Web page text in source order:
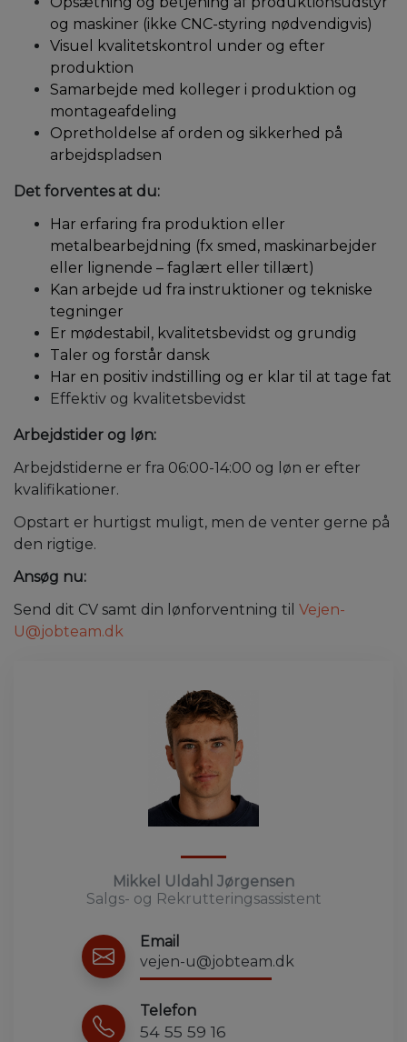
og maskiner (ikke CNC-styring nødvendigvis)
Visuel kvalitetskontrol under og efter
produktion
Samarbejde med kolleger i produktion og
montageafdeling
Opretholdelse af orden og sikkerhed på
arbejdspladsen
Det forventes at du:
Har erfaring fra produktion eller
metalbearbejdning (fx smed, maskinarbejder
eller lignende – faglært eller tillært)
Kan arbejde ud fra instruktioner og tekniske
tegninger
Er mødestabil, kvalitetsbevidst og grundig
Taler og forstår dansk
Har en positiv indstilling og er klar til at tage fat
Effektiv og kvalitetsbevidst
Arbejdstider og løn:
Arbejdstiderne er fra 06:00-14:00 og løn er efter
kvalifikationer.
Opstart er hurtigst muligt, men de venter gerne på
den rigtige.
Ansøg nu:
Send dit CV samt din lønforventning til Vejen-
U@jobteam.dk
Mikkel Uldahl Jørgensen
Salgs- og Rekrutteringsassistent
Email
vejen-u@jobteam.dk
Telefon
54 55 59 16